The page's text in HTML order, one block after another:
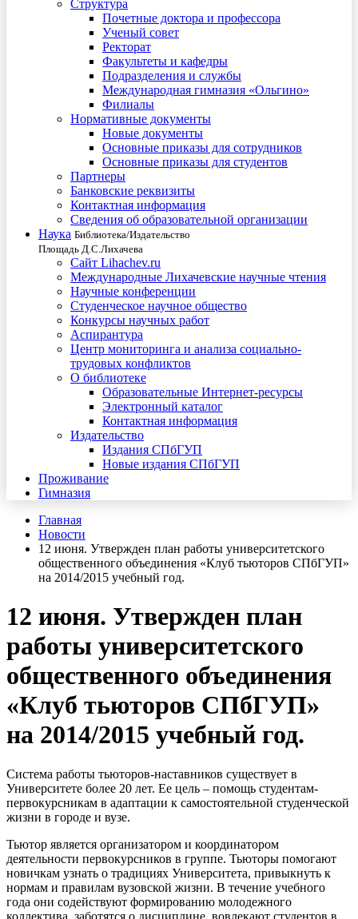
Структура
Почетные доктора и профессора
Ученый совет
Ректорат
Факультеты и кафедры
Подразделения и службы
Международная гимназия «Ольгино»
Филиалы
Нормативные документы
Новые документы
Основные приказы для сотрудников
Основные приказы для студентов
Партнеры
Банковские реквизиты
Контактная информация
Сведения об образовательной организации
Наука Библиотека/Издательство
Площадь Д.С.Лихачева
Сайт Lihachev.ru
Международные Лихачевские научные чтения
Научные конференции
Студенческое научное общество
Конкурсы научных работ
Аспирантура
Центр мониторинга и анализа социально-
трудовых конфликтов
О библиотеке
Образовательные Интернет-ресурсы
Электронный каталог
Контактная информация
Издательство
Издания СПбГУП
Новые издания СПбГУП
Проживание
Гимназия
Главная
Новости
12 июня. Утвержден план работы университетского
общественного объединения «Клуб тьюторов СПбГУП»
на 2014/2015 учебный год.
12 июня. Утвержден план
работы университетского
общественного объединения
«Клуб тьюторов СПбГУП»
на 2014/2015 учебный год.
Система работы тьюторов-наставников существует в
Университете более 20 лет. Ее цель – помощь студентам-
первокурсникам в адаптации к самостоятельной студенческой
жизни в городе и вузе.
Тьютор является организатором и координатором
деятельности первокурсников в группе. Тьюторы помогают
новичкам узнать о традициях Университета, привыкнуть к
нормам и правилам вузовской жизни. В течение учебного
года они содействуют формированию молодежного
коллектива, заботятся о дисциплине, вовлекают студентов в